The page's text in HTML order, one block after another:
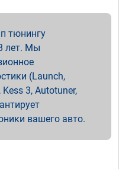
тюнингу
лет. Мы
(Launch,
3, Autotuner,
вашего авто.